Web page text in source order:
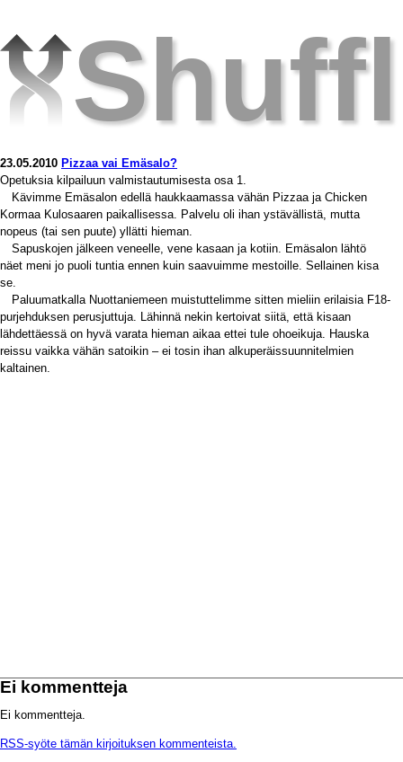
23.05.2010 Pizzaa vai Emäsalo?
Opetuksia kilpailuun valmistautumisesta osa 1.
Kävimme Emäsalon edellä haukkaamassa vähän Pizzaa ja Chicken
Kormaa Kulosaaren paikallisessa. Palvelu oli ihan ystävällistä, mutta
nopeus (tai sen puute) yllätti hieman.
Sapuskojen jälkeen veneelle, vene kasaan ja kotiin. Emäsalon lähtö
näet meni jo puoli tuntia ennen kuin saavuimme mestoille. Sellainen kisa
se.
Paluumatkalla Nuottaniemeen muistuttelimme sitten mieliin erilaisia F18-
purjehduksen perusjuttuja. Lähinnä nekin kertoivat siitä, että kisaan
lähdettäessä on hyvä varata hieman aikaa ettei tule ohoeikuja. Hauska
reissu vaikka vähän satoikin – ei tosin ihan alkuperäissuunnitelmien
kaltainen.
Ei kommentteja
Ei kommentteja.
RSS-syöte tämän kirjoituksen kommenteista.